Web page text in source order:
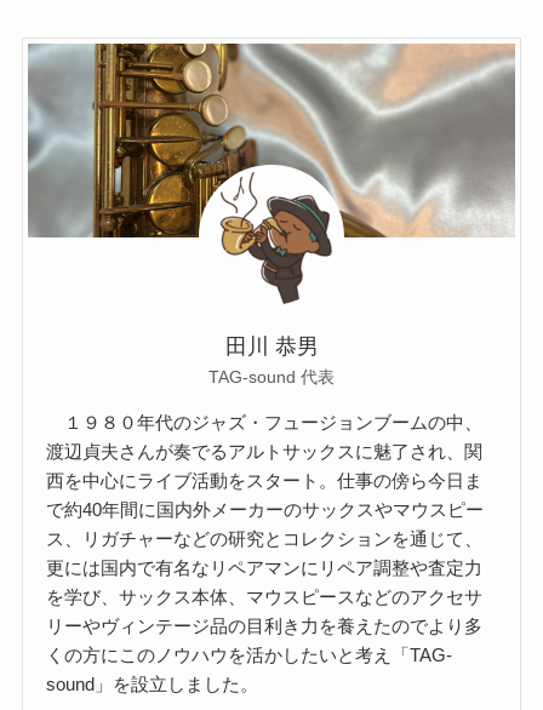
田川 恭男
TAG-sound 代表
１９８０年代のジャズ・フュージョンブームの中、
渡辺貞夫さんが奏でるアルトサックスに魅了され、関
西を中心にライブ活動をスタート。仕事の傍ら今日ま
で約40年間に国内外メーカーのサックスやマウスピー
ス、リガチャーなどの研究とコレクションを通じて、
更には国内で有名なリペアマンにリペア調整や査定力
を学び、サックス本体、マウスピースなどのアクセサ
リーやヴィンテージ品の目利き力を養えたのでより多
くの方にこのノウハウを活かしたいと考え「TAG-
sound」を設立しました。